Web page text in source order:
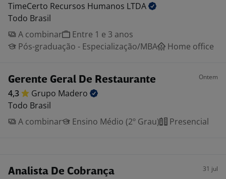
TimeCerto Recursos Humanos LTDA
Todo Brasil
A combinar
Entre 1 e 3 anos
Pós-graduação - Especialização/MBA
Home office
Gerente Geral De Restaurante Ontem
4,3 Grupo Madero
Todo Brasil
A combinar
Ensino Médio (2º Grau) Presencial
Analista De Cobrança 31 jul